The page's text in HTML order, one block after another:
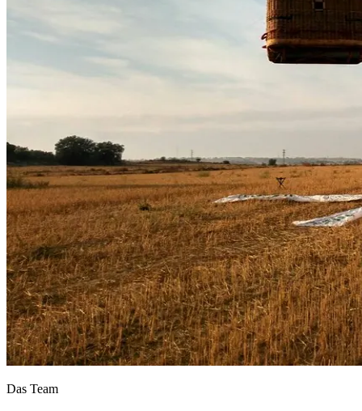
Das Team